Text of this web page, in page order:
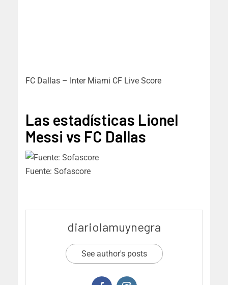
FC Dallas – Inter Miami CF Live Score
Las estadísticas Lionel
Messi vs FC Dallas
Fuente: Sofascore
diariolamuynegra
See author's posts